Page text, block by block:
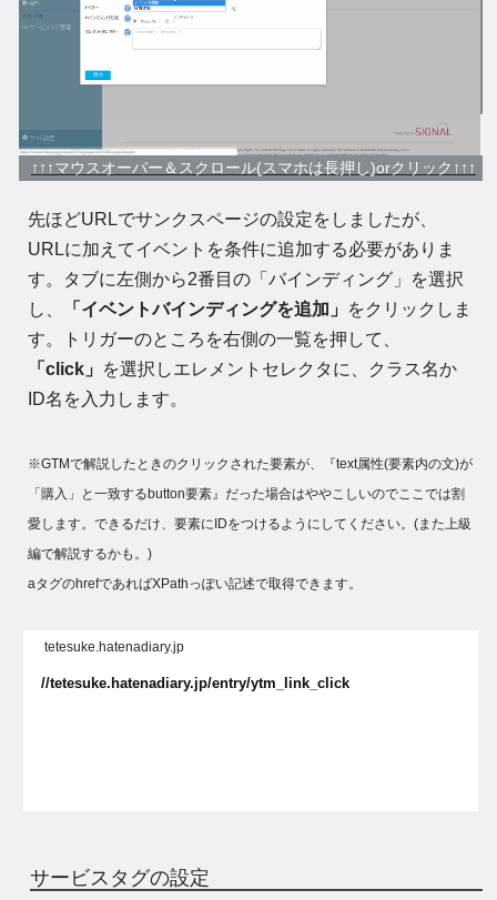
↑↑↑マウスオーバー＆スクロール(スマホは長押し)orクリック↑↑↑
先ほどURLでサンクスページの設定をしましたが、
URLに加えてイベントを条件に追加する必要がありま
す。タブに左側から2番目の「バインディング」を選択
し、
「イベントバインディングを追加」 をクリックしま
す。トリガーのところを右側の一覧を押して、
「click」 を選択しエレメントセレクタに、クラス名か
ID名を入力します。
※GTMで解説したときのクリックされた要素が、『text属性(要素内の文)が
「購入」と一致するbutton要素』だった場合はややこしいのでここでは割
愛します。できるだけ、要素にIDをつけるようにしてください。(また上級
編で解説するかも。)
aタグのhrefであればXPathっぽい記述で取得できます。
tetesuke.hatenadiary.jp
//tetesuke.hatenadiary.jp/entry/ytm_link_click
サービスタグの設定